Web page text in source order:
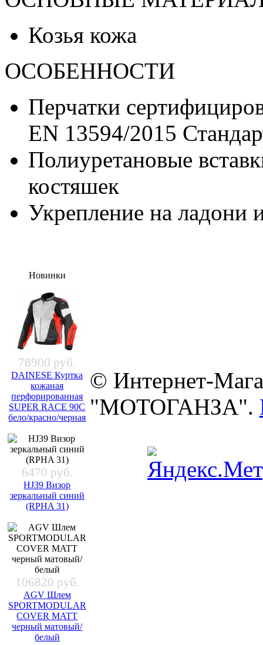
Козья кожа
ОСОБЕННОСТИ
Перчатки
EN 13594/2015
Полиуретановые
костяшек
Укрепление на ладони
Новинки
78900 руб.
DAINESE Куртка
кожаная
перфорированная
SUPER RACE 90C
бело/красно/черная
6470 руб.
HJ39 Визор
зеркальный синий
(RPHA 31)
106820 руб.
AGV Шлем
SPORTMODULAR
COVER MATT
черный матовый/
белый
© Интернет-
"МОТОГАНЗА".